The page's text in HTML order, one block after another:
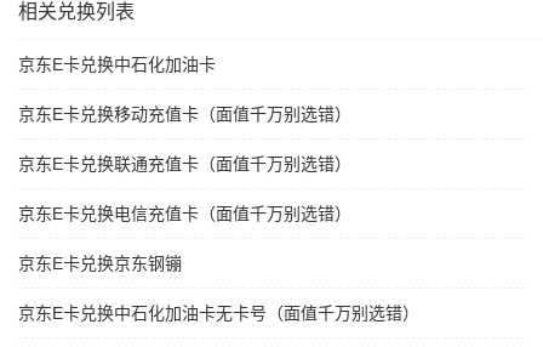
相关兑换列表
京东E卡兑换中石化加油卡
京东E卡兑换移动充值卡（面值千万别选错）
京东E卡兑换联通充值卡（面值千万别选错）
京东E卡兑换电信充值卡（面值千万别选错）
京东E卡兑换京东钢镚
京东E卡兑换中石化加油卡无卡号（面值千万别选错）